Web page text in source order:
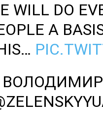
WILL DO
A